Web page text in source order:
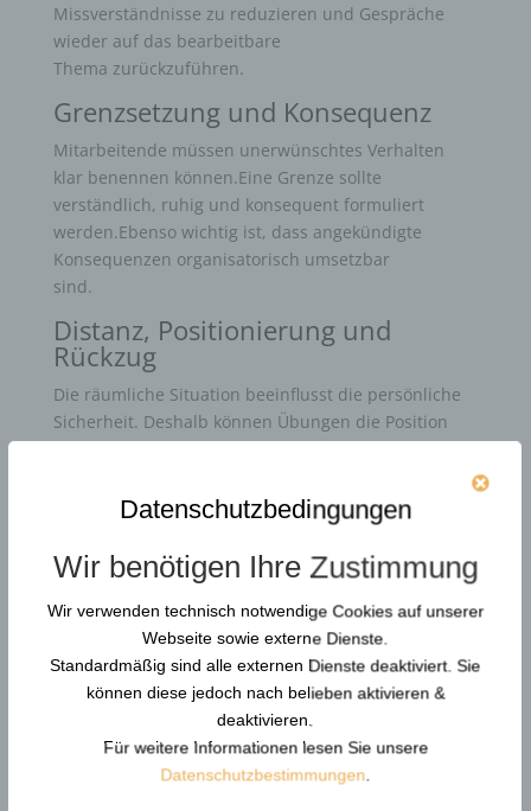
Missverständnisse zu reduzieren und Gespräche
wieder auf das bearbeitbare
Thema zurückzuführen.
Grenzsetzung und Konsequenz
Mitarbeitende müssen unerwünschtes Verhalten
klar benennen können.Eine Grenze sollte
verständlich, ruhig und konsequent formuliert
werden.Ebenso wichtig ist, dass angekündigte
Konsequenzen organisatorisch umsetzbar
sind.
Distanz, Positionierung und
Rückzug
Die räumliche Situation beeinflusst die persönliche
Sicherheit. Deshalb können Übungen die Position
kontrollierte Vergrößern von Distanz
Szenarientraining und
Rollenspiele
Realitätsnahe Szenarien ermöglichen es, bekannte
Inhalte unter kontrollierter Belastung anzuwenden.
Die Übungen werden vorbereitet, fachlich begleitet
und anschließend ausgewertet.
Handlungssicherheit unter Stress
In kritischen Situationen kann Stress die
Datenschutzbedingungen
Wir benötigen Ihre Zustimmung
Wir verwenden technisch notwendige Cookies auf unserer
Webseite sowie externe Dienste.
Standardmäßig sind alle externen Dienste deaktiviert. Sie
können diese jedoch nach belieben aktivieren &
deaktivieren.
Für weitere Informationen lesen Sie unsere
Datenschutzbestimmungen.